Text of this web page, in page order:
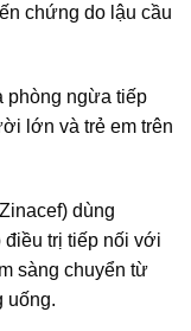
chứng do lậu cầu
phòng ngừa tiếp
lớn và trẻ em trên
dùng
trị tiếp nối với
sàng chuyển từ
uống.